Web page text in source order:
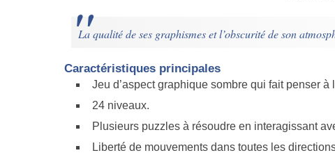
La qualité de ses graphismes et l’obscurité de son
Caractéristiques principales
Jeu d’aspect graphique sombre qui fait penser
24 niveaux.
Plusieurs puzzles à résoudre en interagissant
Liberté de mouvements dans toutes les